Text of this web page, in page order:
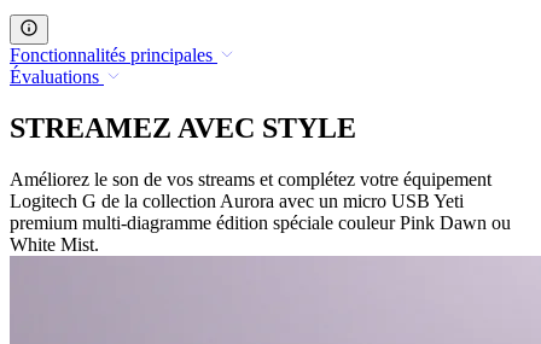
Fonctionnalités principales
Évaluations
STREAMEZ AVEC STYLE
Améliorez le son de vos streams et complétez votre équipement
Logitech G de la collection Aurora avec un micro USB Yeti
premium multi-diagramme édition spéciale couleur Pink Dawn ou
White Mist.